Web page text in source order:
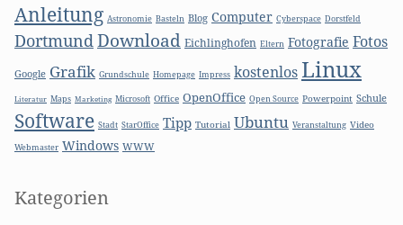
Anleitung Astronomie Basteln Blog Computer Cyberspace Dorstfeld
Dortmund Download Eichlinghofen Eltern Fotografie Fotos
Google Grafik Grundschule Homepage Impress kostenlos Linux
Literatur Maps Marketing Microsoft Office OpenOffice Open Source Powerpoint Schule
Software Stadt StarOffice Tipp Tutorial Ubuntu Veranstaltung Video
Webmaster Windows WWW
Kategorien